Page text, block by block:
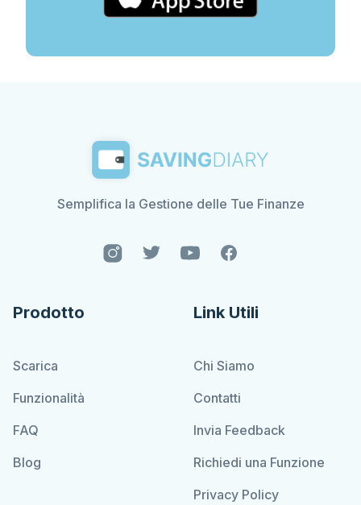
Semplifica la Gestione delle Tue Finanze
Prodotto
Scarica
Funzionalità
FAQ
Blog
Link Utili
Chi Siamo
Contatti
Invia Feedback
Richiedi una Funzione
Privacy Policy